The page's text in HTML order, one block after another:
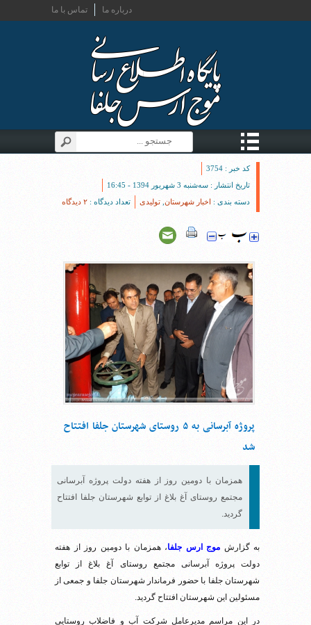
تماس با ما درباره ما
کد خبر : 3754
تاریخ انتشار : سه‌شنبه 3 شهریور 1394 - 16:45
دسته بندی : اخبار شهرستان تولیدی تعداد دیدگاه : ۲ دیدگاه
پروژه آبرسانی به ۵ روستای شهرستان جلفا افتتاح
شد
همزمان با دومین روز از هفته دولت پروژه آبرسانی
مجتمع روستای آغ بلاغ از توابع شهرستان جلفا افتتاح
گردید.
به گزارش موج ارس جلفا، همزمان با دومین روز از هفته
دولت پروژه آبرسانی مجتمع روستای آغ بلاغ از توابع
شهرستان جلفا با حضور فرماندار شهرستان جلفا و جمعی از
مسئولین این شهرستان افتتاح گردید.
در این مراسم مدیرعامل شرکت آب و فاضلاب روستایی